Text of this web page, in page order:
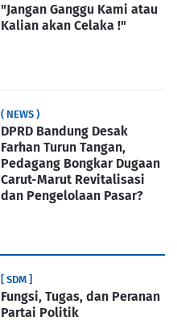
"Jangan Ganggu Kami atau
Kalian akan Celaka !"
( NEWS )
DPRD Bandung Desak
Farhan Turun Tangan,
Pedagang Bongkar Dugaan
Carut-Marut Revitalisasi
dan Pengelolaan Pasar?
[ SDM ]
Fungsi, Tugas, dan Peranan
Partai Politik